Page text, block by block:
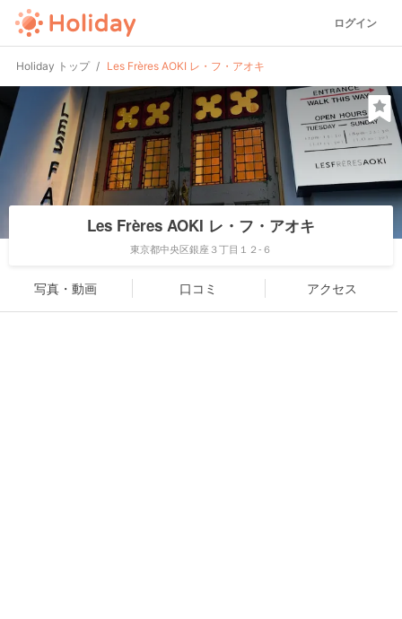
ログイン
Holiday トップ Les Frères AOKI レ・フ・アオキ
Les Frères AOKI レ・フ・アオキ
東京都中央区銀座３丁目１２-６
写真・動画 口コミ アクセス